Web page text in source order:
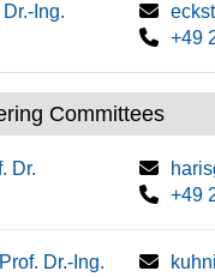
Ing.
+49
Committees
Dr.
+49
Dr.-Ing.